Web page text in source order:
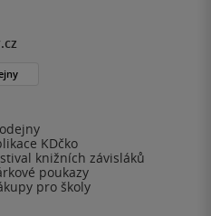
KDčko
knižních závisláků
poukazy
pro školy